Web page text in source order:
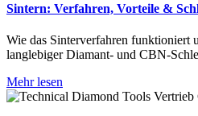
Sintern: Verfahren, Vorteile &
Wie das Sinterverfahren funktioniert
langlebiger Diamant- und CBN-
Mehr lesen